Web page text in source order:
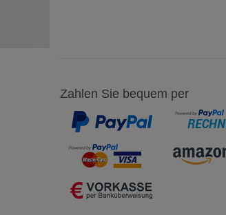
Zahlen Sie bequem per